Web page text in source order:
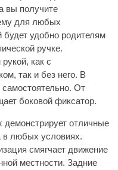
вы получите
для любых
будет удобно родителям
ручке.
как с
так и без него. В
От
боковой фиксатор.
демонстрирует отличные
в любых условиях.
смягчает движение
местности. Задние